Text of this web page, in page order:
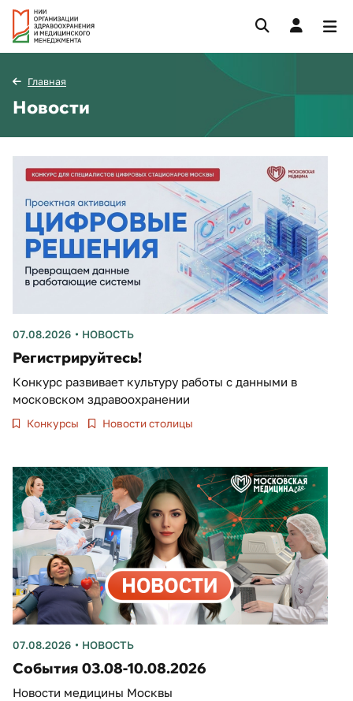
Главная
Новости
07.08.2026 НОВОСТЬ
Регистрируйтесь!
Конкурс развивает культуру работы с данными в
московском здравоохранении
Конкурсы Новости столицы
07.08.2026 НОВОСТЬ
События 03.08-10.08.2026
Новости медицины Москвы